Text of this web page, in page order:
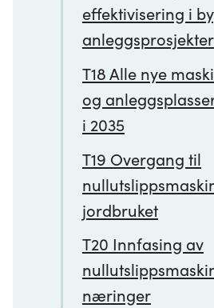
effektivisering i
anleggsprosjekter
T18 Alle nye
og
i 2035
T19 Overgang til
jordbruket
T20 Innfasing av
næringer